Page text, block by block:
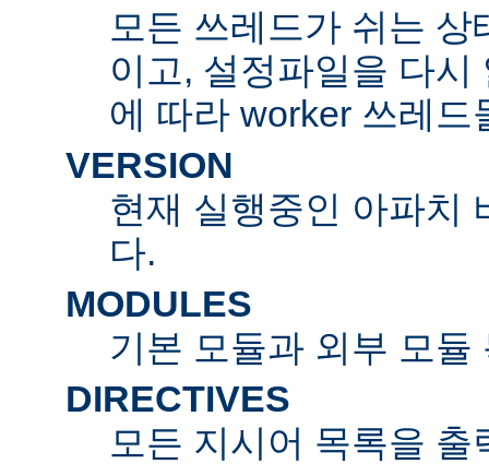
모든 쓰레드가 쉬는
이고, 설정파일을 다
에 따라 worker 쓰레드
VERSION
현재 실행중인 아파치
다.
MODULES
기본 모듈과 외부 모듈
DIRECTIVES
모든 지시어 목록을 출